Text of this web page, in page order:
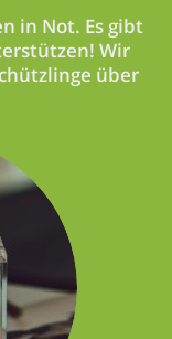
in Not. Es gibt
Wir
über